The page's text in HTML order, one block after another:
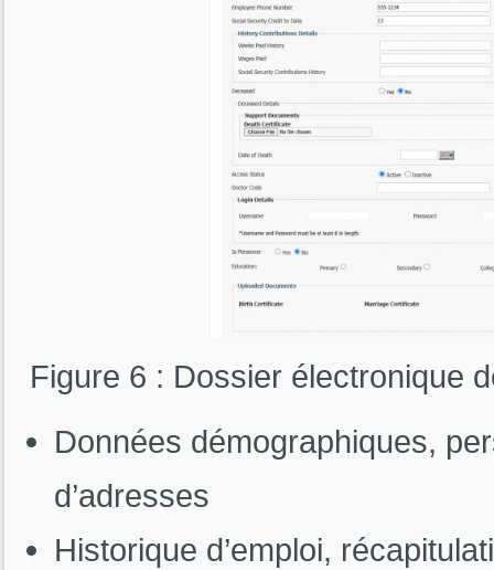
Figure 6 : Dossier électronique
Données démographiques,
d’adresses
Historique d’emploi,